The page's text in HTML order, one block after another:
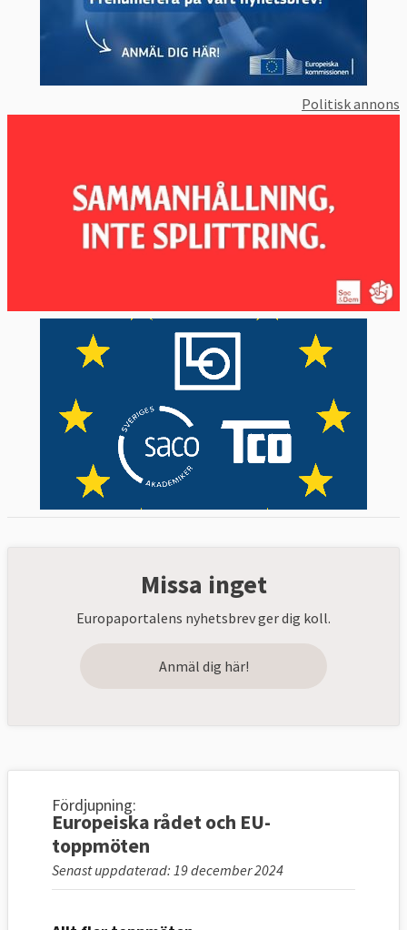
Politisk annons
Missa inget
Europaportalens nyhetsbrev ger dig koll.
Anmäl dig här!
Fördjupning:
Europeiska rådet och EU-
toppmöten
Senast uppdaterad: 19 december 2024